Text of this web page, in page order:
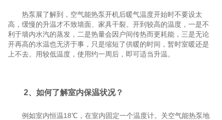
热泵展了解到，空气能热泵开机后暖气温度开始时不要设太
高，缓慢的升温才不致墙面、家具干裂。开到较高的温度，一是不
利于墙内水汽的蒸发，二是热量会因户间传热而更耗能，三是无论
开再高的水温也无济于事，只是缩短了供暖的时间，暂时室暖还是
上不去。用较低温度，使用约一周后，即可适当升温。
2、如何了解室内保温状况？
例如室内恒温18℃，在室内固定一个温度计。关空气能热泵地